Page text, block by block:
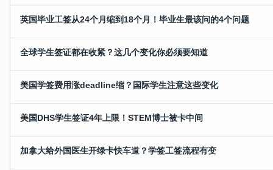
英国毕业工签从24个月缩到18个月！毕业生最该问的4个问题
全球学生签证都在收紧？这几个变化你必须要知道
美国学签费用涨deadline缩？国际学生注意这些变化
美国DHS学生签证4年上限！STEM博士被卡中间
加拿大给外国医生开绿卡快车道？学签工签流程有变